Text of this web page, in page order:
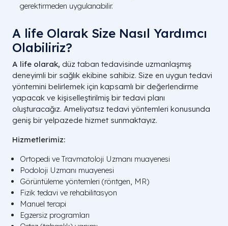
gerektirmeden uygulanabilir.
A life Olarak Size Nasıl Yardımcı
Olabiliriz?
A life olarak, düz taban tedavisinde uzmanlaşmış
deneyimli bir sağlık ekibine sahibiz. Size en uygun tedavi
yöntemini belirlemek için kapsamlı bir değerlendirme
yapacak ve kişiselleştirilmiş bir tedavi planı
oluşturacağız. Ameliyatsız tedavi yöntemleri konusunda
geniş bir yelpazede hizmet sunmaktayız.
Hizmetlerimiz:
Ortopedi ve Travmatoloji Uzmanı muayenesi
Podoloji Uzmanı muayenesi
Görüntüleme yöntemleri (röntgen, MR)
Fizik tedavi ve rehabilitasyon
Manuel terapi
Egzersiz programları